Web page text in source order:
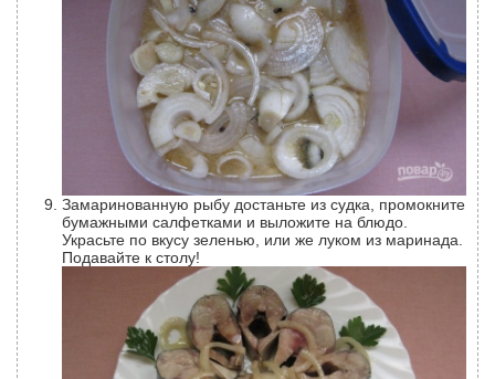
Замаринованную рыбу достаньте из судка, промокните
бумажными салфетками и выложите на блюдо.
Украсьте по вкусу зеленью, или же луком из маринада.
Подавайте к столу!